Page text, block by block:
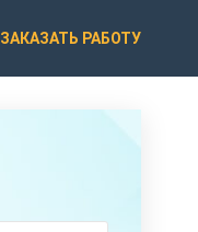
ЗАКАЗАТЬ РАБОТУ